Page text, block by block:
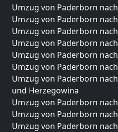
Umzug von Paderborn
Umzug von Paderborn
Umzug von Paderborn
Umzug von Paderborn
Umzug von Paderborn
Umzug von Paderborn
Umzug von Paderborn
und Herzegowina
Umzug von Paderborn
Umzug von Paderborn
Umzug von Paderborn